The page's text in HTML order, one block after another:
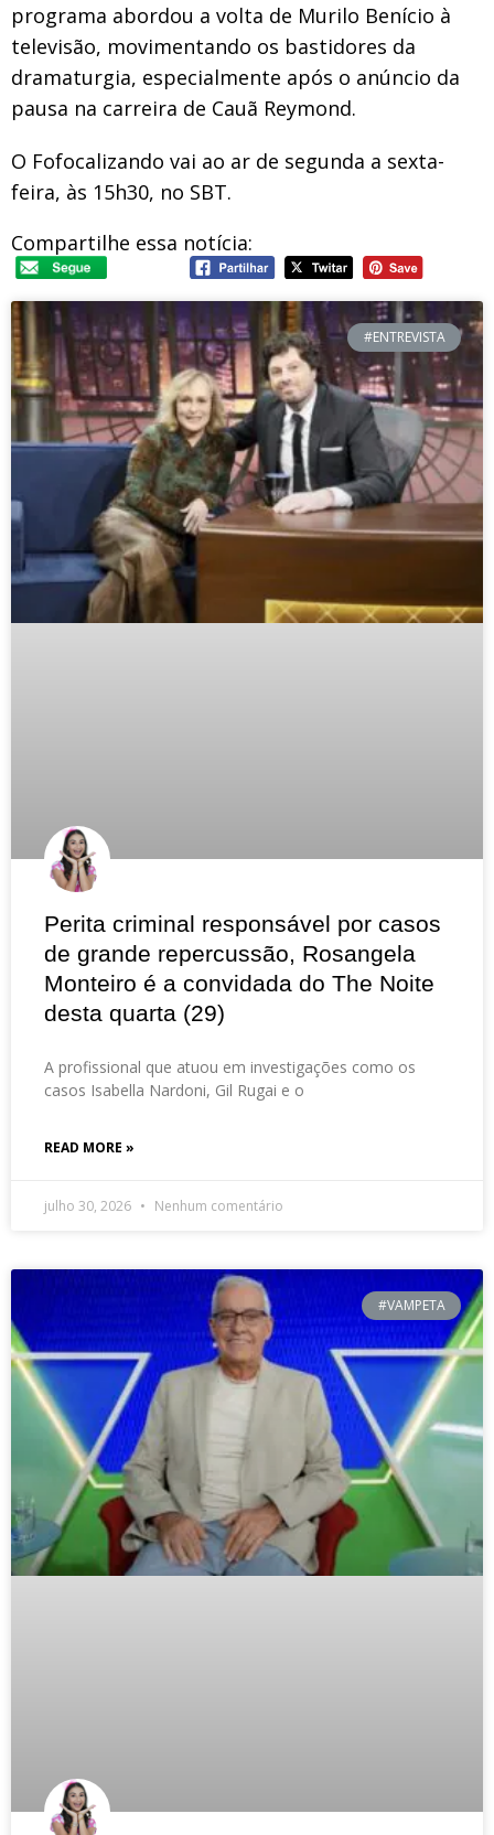
programa abordou a volta de Murilo Benício à
televisão, movimentando os bastidores da
dramaturgia, especialmente após o anúncio da
pausa na carreira de Cauã Reymond.
O Fofocalizando vai ao ar de segunda a sexta-
feira, às 15h30, no SBT.
Compartilhe essa notícia:
#ENTREVISTA
Perita criminal responsável por casos
de grande repercussão, Rosangela
Monteiro é a convidada do The Noite
desta quarta (29)
A profissional que atuou em investigações como os
casos Isabella Nardoni, Gil Rugai e o
READ MORE »
julho 30, 2026 Nenhum comentário
#VAMPETA